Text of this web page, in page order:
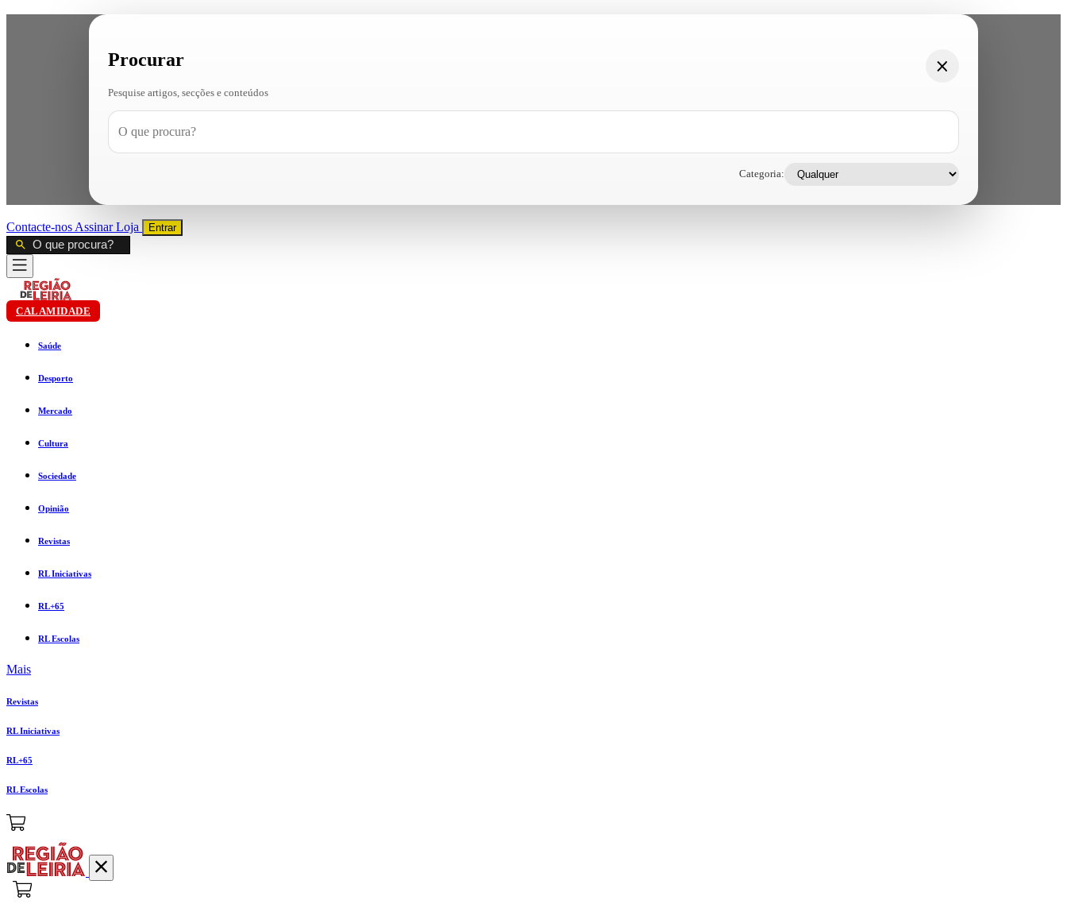
Procurar
Pesquise artigos, secções e conteúdos
Categoria:
Contacte-nos AssinarLoja Entrar
CALAMIDADE
Saúde
Desporto
Mercado
Cultura
Sociedade
Opinião
Revistas
RL Iniciativas
RL+65
RL Escolas
Mais
Revistas
RL Iniciativas
RL+65
RL Escolas